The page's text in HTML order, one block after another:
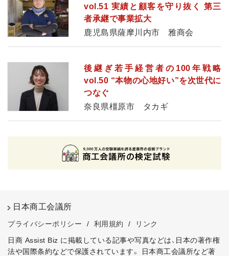
vol.51 実績と顧客を守り抜く 第三
者承継で事業拡大
鹿児島県薩摩川内市 雅商会
後継ぎ若手経営者の100年戦略
vol.50 “本物の心地好い”を次世代に
つなぐ
奈良県橿原市 タカギ
日本商工会議所
プライバシーポリシー / 利用規約 /
リンク
日商 Assist Biz に掲載している記事や写真などは、日本の著作権
法や国際条約などで保護されています。
日本商工会議所など著